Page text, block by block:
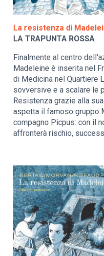
La resistenza di
LA TRAPUNTA ROSSA
Finalmente al centro
Madeleine è inserita nel
di Medicina nel Quartiere
sovversive e a scalare le
Resistenza grazie alla
aspetta il famoso gruppo
compagno Picpus: con il
affronterà rischio,